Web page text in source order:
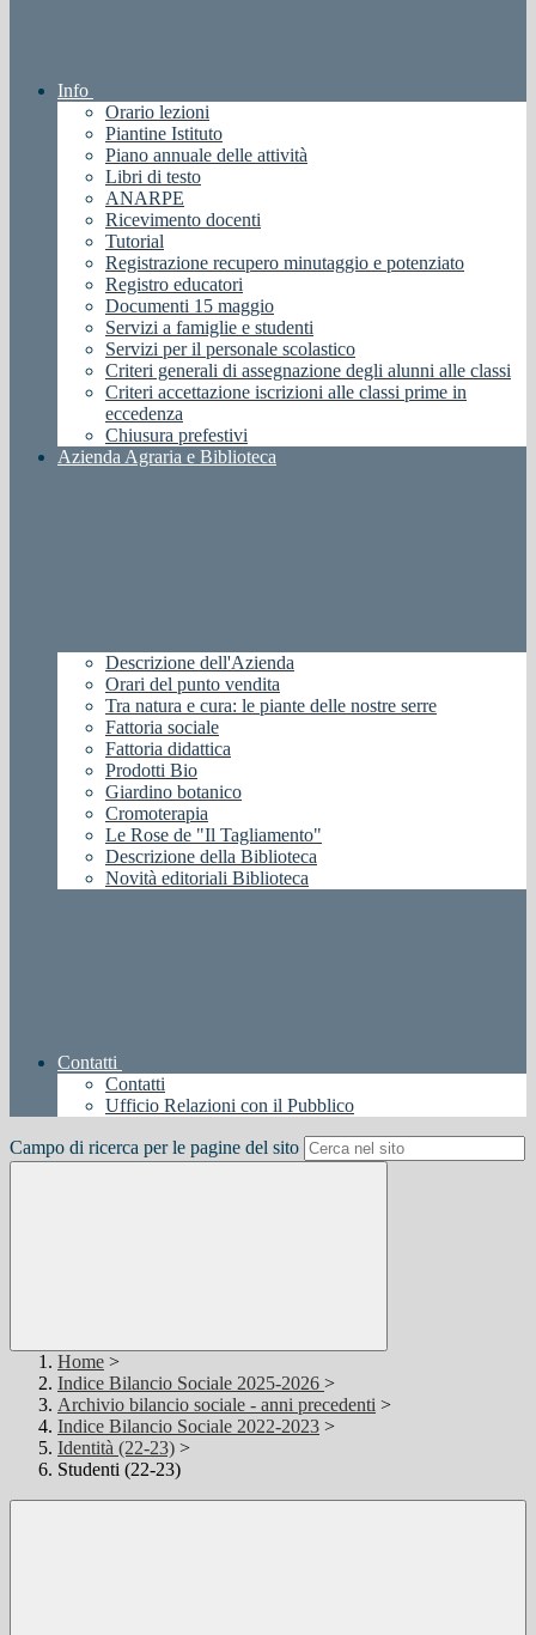
Info
Orario lezioni
Piantine Istituto
Piano annuale delle attività
Libri di testo
ANARPE
Ricevimento docenti
Tutorial
Registrazione recupero minutaggio e potenziato
Registro educatori
Documenti 15 maggio
Servizi a famiglie e studenti
Servizi per il personale scolastico
Criteri generali di assegnazione degli alunni alle classi
Criteri accettazione iscrizioni alle classi prime in
eccedenza
Chiusura prefestivi
Azienda Agraria e Biblioteca
Descrizione dell'Azienda
Orari del punto vendita
Tra natura e cura: le piante delle nostre serre
Fattoria sociale
Fattoria didattica
Prodotti Bio
Giardino botanico
Cromoterapia
Le Rose de "Il Tagliamento"
Descrizione della Biblioteca
Novità editoriali Biblioteca
Contatti
Contatti
Ufficio Relazioni con il Pubblico
Campo di ricerca per le pagine del sito
Home >
Indice Bilancio Sociale 2025-2026 >
Archivio bilancio sociale - anni precedenti >
Indice Bilancio Sociale 2022-2023 >
Identità (22-23) >
Studenti (22-23)